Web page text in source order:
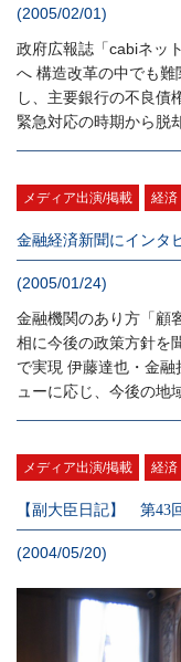
(2005/02/01)
政府広報誌「cabiネッ
へ 構造改革の中でも
し、主要銀行の不良債
緊急対応の時期から脱
メディア出演/掲載 経済
金融経済新聞にインタ
(2005/01/24)
金融機関のあり方「顧
相に今後の政策方針
で実現 伊藤達也・金
ューに応じ、今後の
メディア出演/掲載 経済
【副大臣日記】 第43
(2004/05/20)